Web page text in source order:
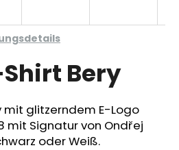
Bery
glitzerndem E-Logo
mit Signatur von Ondřej
oder Weiß.